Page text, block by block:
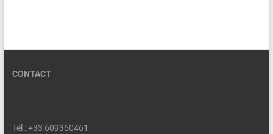
CONTACT
Tél : +33 609350461